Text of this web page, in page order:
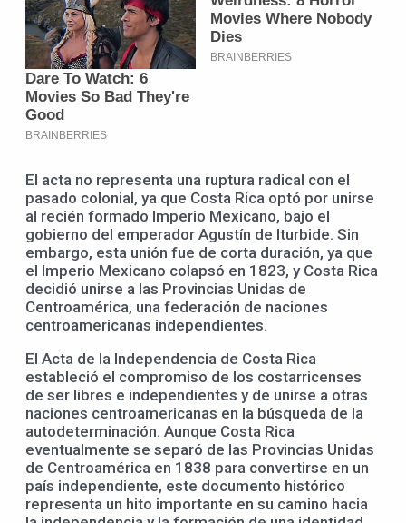
El acta no representa una ruptura radical con el
pasado colonial, ya que Costa Rica optó por unirse
al recién formado Imperio Mexicano, bajo el
gobierno del emperador Agustín de Iturbide. Sin
embargo, esta unión fue de corta duración, ya que
el Imperio Mexicano colapsó en 1823, y Costa Rica
decidió unirse a las Provincias Unidas de
Centroamérica, una federación de naciones
centroamericanas independientes.
El Acta de la Independencia de Costa Rica
estableció el compromiso de los costarricenses
de ser libres e independientes y de unirse a otras
naciones centroamericanas en la búsqueda de la
autodeterminación. Aunque Costa Rica
eventualmente se separó de las Provincias Unidas
de Centroamérica en 1838 para convertirse en un
país independiente, este documento histórico
representa un hito importante en su camino hacia